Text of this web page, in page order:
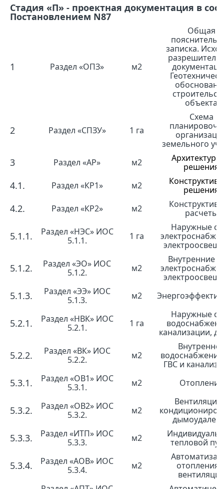
Стадия «П» - проектная документация в
Постановлением N87
1 Раздел «ОПЗ» м2
Общая
записка.
объекта
2 Раздел «СПЗУ» 1 га
Схема
земельного
3 Раздел «АР» м2
решения
4.1. Раздел «КР1» м2
решения
4.2. Раздел «КР2» м2
расчеты
5.1.1.
Раздел «НЭС» ИОС
5.1.1.
1 га
Наружные
5.1.2.
Раздел «ЭО» ИОС
5.1.2.
м2
Внутренние
5.1.3.
Раздел «ЭЭ» ИОС
5.1.3.
м2
5.2.1.
Раздел «НВК» ИОС
5.2.1.
1 га
Наружные
канализации,
5.2.2.
Раздел «ВК» ИОС
5.2.2.
м2
ГВС и
5.3.1.
Раздел «ОВ1» ИОС
5.3.1.
м2 Отопление
5.3.2.
Раздел «ОВ2» ИОС
5.3.2.
м2
Вентиляция
5.3.3.
Раздел «ИТП» ИОС
5.3.3.
м2
тепловой
5.3.4.
Раздел «АОВ» ИОС
5.3.4.
м2
отопления